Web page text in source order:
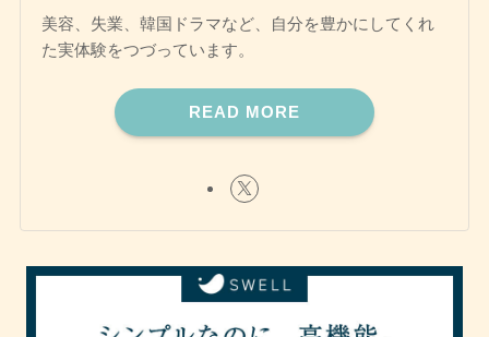
美容、失業、韓国ドラマなど、自分を豊かにしてくれ
た実体験をつづっています。
READ MORE